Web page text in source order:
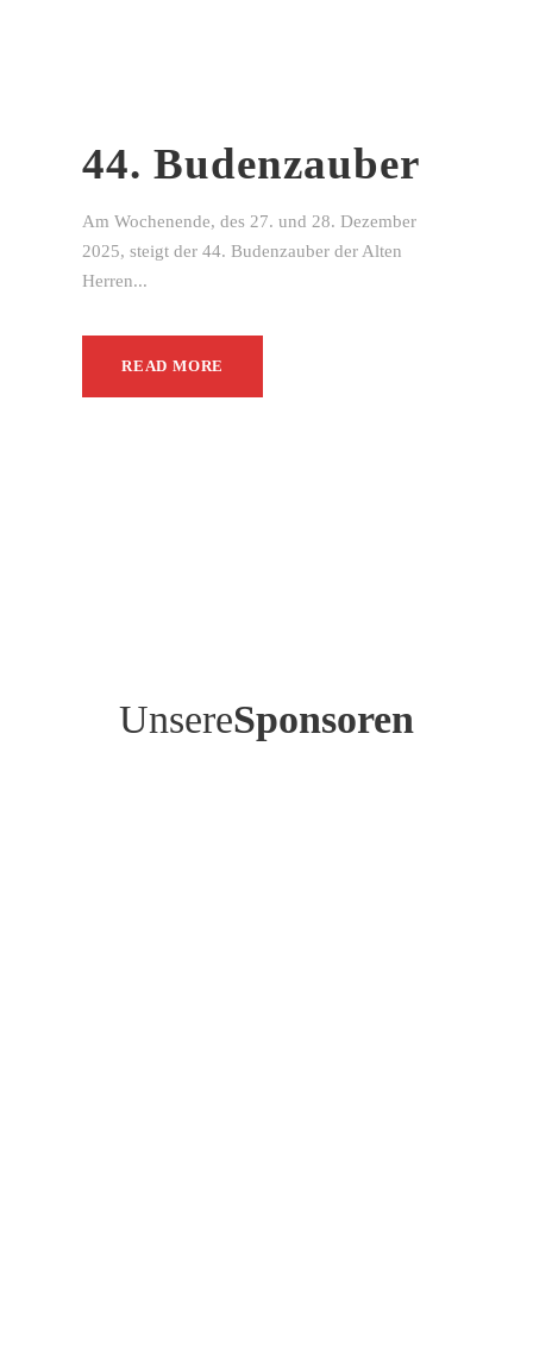
44. Budenzauber
Am Wochenende, des 27. und 28. Dezember
2025, steigt der 44. Budenzauber der Alten
Herren...
READ MORE
UnsereSponsoren